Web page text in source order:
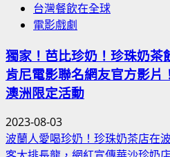
台灣餐飲在全球
電影戲劇
獨家！芭比珍奶！珍珠奶
肯尼電影聯名網友官方影
澳洲限定活動
2023-08-03
波蘭人愛喝珍奶！珍珠奶茶店在